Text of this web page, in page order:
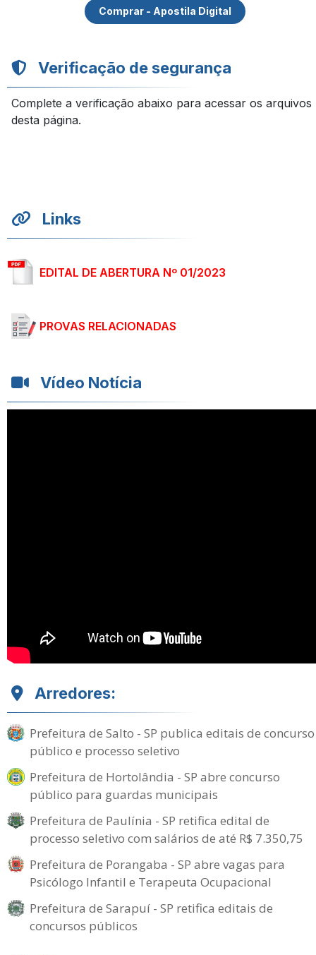
Comprar - Apostila Digital
Verificação de segurança
Complete a verificação abaixo para acessar os arquivos
desta página.
Links
EDITAL DE ABERTURA Nº 01/2023
PROVAS RELACIONADAS
Vídeo Notícia
Arredores:
Prefeitura de Salto - SP publica editais de concurso
público e processo seletivo
Prefeitura de Hortolândia - SP abre concurso
público para guardas municipais
Prefeitura de Paulínia - SP retifica edital de
processo seletivo com salários de até R$ 7.350,75
Prefeitura de Porangaba - SP abre vagas para
Psicólogo Infantil e Terapeuta Ocupacional
Prefeitura de Sarapuí - SP retifica editais de
concursos públicos